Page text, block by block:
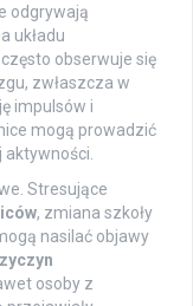
odgrywają
układu
obserwuje się
zwłaszcza w
impulsów i
mogą prowadzić
Stresujące
, zmiana szkoły
nasilać objawy
osoby z